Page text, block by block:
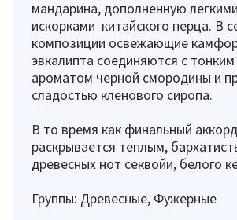
мандарина, дополненную
искорками китайского перца. В
композиции освежающие
эвкалипта соединяются с
ароматом черной смородины и
сладостью кленового сиропа.
В то время как финальный аккорд
раскрывается теплым,
древесных нот секвойи, белого
Группы: Древесные, Фужерные